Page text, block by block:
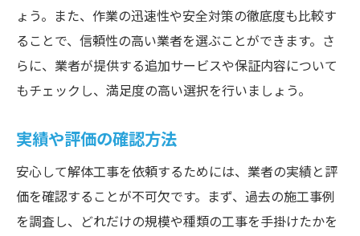
ょう。また、作業の迅速性や安全対策の徹底度も比較す
ることで、信頼性の高い業者を選ぶことができます。さ
らに、業者が提供する追加サービスや保証内容について
もチェックし、満足度の高い選択を行いましょう。
実績や評価の確認方法
安心して解体工事を依頼するためには、業者の実績と評
価を確認することが不可欠です。まず、過去の施工事例
を調査し、どれだけの規模や種類の工事を手掛けたかを